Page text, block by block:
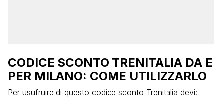
CODICE SCONTO TRENITALIA DA E
PER MILANO: COME UTILIZZARLO
Per usufruire di questo codice sconto Trenitalia devi: